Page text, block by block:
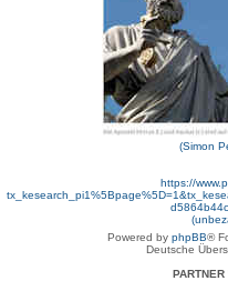
(Simon
https://
Powered by phpBB®
Deutsche